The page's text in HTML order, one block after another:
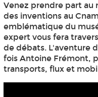
Venez prendre part au
des inventions au
emblématique du
expert vous fera
de débats. L'aventure
fois Antoine Frémont,
transports, flux et